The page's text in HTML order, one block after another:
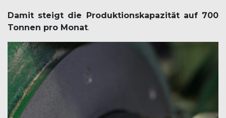
Damit steigt die Produktionskapazität auf 700
Tonnen pro Monat.